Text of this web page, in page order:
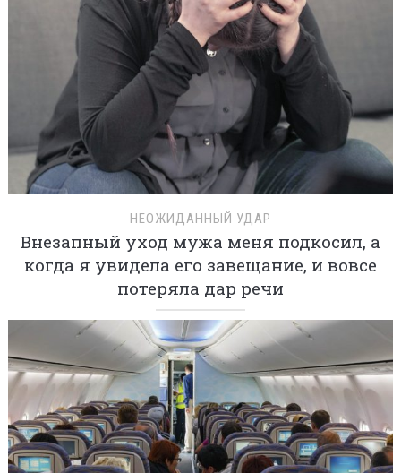
НЕОЖИДАННЫЙ УДАР
Внезапный уход мужа меня подкосил, а
когда я увидела его завещание, и вовсе
потеряла дар речи